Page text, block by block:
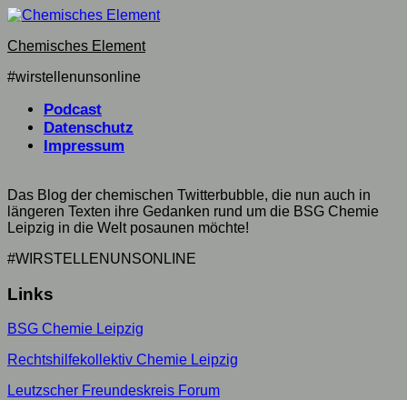
Skip
content
Chemisches Element
#wirstellenunsonline
Podcast
Datenschutz
Impressum
Das Blog der chemischen Twitterbubble, die nun auch in
längeren Texten ihre Gedanken rund um die BSG Chemie
Leipzig in die Welt posaunen möchte!
#WIRSTELLENUNSONLINE
Links
BSG Chemie Leipzig
Rechtshilfekollektiv Chemie Leipzig
Leutzscher Freundeskreis Forum